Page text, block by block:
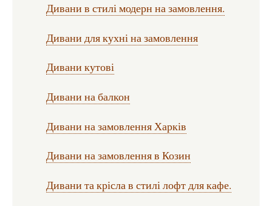
Дивани в стилі модерн на замовлення.
Дивани для кухні на замовлення
Дивани кутові
Дивани на балкон
Дивани на замовлення Харків
Дивани на замовлення в Козин
Дивани та крісла в стилі лофт для кафе.